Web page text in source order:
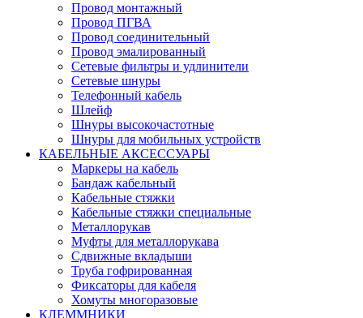
Провод монтажный
Провод ПГВА
Провод соединительный
Провод эмалированный
Сетевые фильтры и удлинители
Сетевые шнуры
Телефонный кабель
Шлейф
Шнуры высокочастотные
Шнуры для мобильных устройств
КАБЕЛЬНЫЕ АКСЕССУАРЫ
Маркеры на кабель
Бандаж кабельный
Кабельные стяжки
Кабельные стяжки специальные
Металлорукав
Муфты для металлорукава
Сдвижные вкладыши
Труба гофрированная
Фиксаторы для кабеля
Хомуты многоразовые
КЛЕММНИКИ